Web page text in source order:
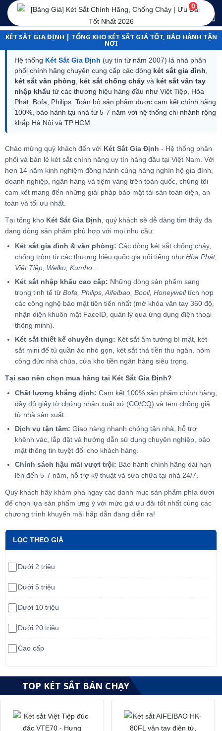
0
KÉT SẮT GIA ĐỊNH | TỔNG KHO KÉT SẮT GIÁ TỐT, BẢO HÀNH TẬN
NƠI
Hệ thống Két Sắt Gia Định (uy tín từ năm 2007) là nhà phân
phối chính hãng chuyên cung cấp các dòng két sắt gia đình
két sắt văn phòng
két sắt chống cháy và két sắt vân tay
nhập khẩu từ các thương hiệu hàng đầu như Việt Tiệp, Hòa
Phát, Bofa, Philips. Toàn bộ sản phẩm được cam kết chính hãng
100%, bảo hành tại nhà từ 5-7 năm với hệ thống chi nhánh rộng
khắp Hà Nội và TP.HCM.
Chào mừng quý khách đến với Két Sắt Gia Định - Hệ thống phân
phối và bán lẻ két sắt chính hãng uy tín hàng đầu tại Việt Nam. Với
hơn 14 năm kinh nghiệm đồng hành cùng hàng nghìn hộ gia đình,
doanh nghiệp, ngân hàng và tiệm vàng trên toàn quốc, chúng tôi
cam kết mang đến những giải pháp bảo mật tài sản toàn diện, an
toàn và tối ưu nhất.
Tại tổng kho Két Sắt Gia Định , quý khách sẽ dễ dàng tìm thấy đa
dạng dòng sản phẩm phù hợp với mọi nhu cầu:
Két sắt gia đình & văn phòng: Các dòng két sắt chống cháy,
chống trộm từ các thương hiệu quốc gia nổi tiếng như Hòa Phát,
Việt Tiệp, Welko, Kumho
Két sắt nhập khẩu cao cấp: Những dòng sản phẩm sang
trọng tinh tế từ Bofa, Philips, Aifeibao, Booil, Honeywelltích hợp
các công nghệ bảo mật tiên tiến nhất (mở khóa vân tay 360 độ,
nhận diện khuôn mặt FaceID, quản lý qua ứng dụng điện thoại
thông minh).
Két sắt thiết kế chuyên dụng: Két sắt âm tường bí mật, két
sắt mini để tủ quần áo nhỏ gọn, két sắt thả tiền thu ngân, hòm
công đức nhà chùa, cửa kho tiền ngân hàng siêu trọng.
Tại sao nên chọn mua hàng tại Két Sắt Gia Định?
Chất lượng khẳng định: Cam kết 100% sản phẩm chính hãng,
đầy đủ giấy tờ chứng nhận xuất xứ (CO/CQ) và tem chống giả
từ nhà sản xuất.
Dịch vụ tận tâm: Giao hàng nhanh chóng tận nhà, hỗ trợ
khênh vác, lắp đặt và hướng dẫn sử dụng chuyên nghiệp, bảo
mật thông tin tuyệt đối cho khách hàng.
Chính sách hậu mãi vượt trội: Bảo hành chính hãng dài hạn
lên đến 5-7 năm, hỗ trợ kỹ thuật và sửa chữa tại nhà 24/7.
Quý khách hãy khám phá ngay các danh mục sản phẩm phía dưới
để chọn lựa sản phẩm ưng ý với mức giá ưu đãi tốt nhất cùng các
chương trình khuyến mãi hấp dẫn đang diễn ra!
LỌC THEO GIÁ
Dưới 2 triệu
Dưới 5 triệu
Dưới 10 triệu
Dưới 20 triệu
Cao cấp
TOP KÉT SẮT BÁN CHẠY